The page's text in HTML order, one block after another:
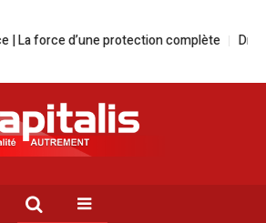
force d’une protection complète Drogue